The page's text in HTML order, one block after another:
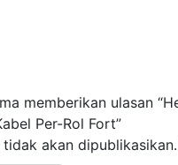
memberikan ulasan
Per-Rol Fort”
akan dipublikasikan.